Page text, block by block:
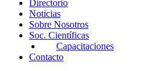
Directorio
Noticias
Sobre Nosotros
Soc. Científicas
Capacitaciones
Contacto